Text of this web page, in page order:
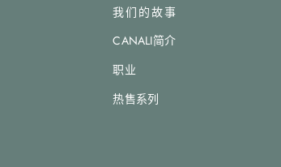
我们的故事
CANALI简介
职业
热售系列